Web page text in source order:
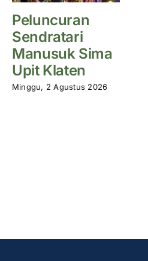
Peluncuran
Sendratari
Manusuk Sima
Upit Klaten
Minggu, 2 Agustus 2026